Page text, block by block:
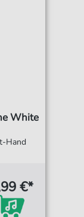
White
Hand
€*